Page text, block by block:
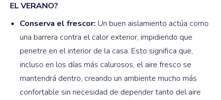
EL VERANO?
Conserva el frescor: Un buen aislamiento actúa como
una barrera contra el calor exterior, impidiendo que
penetre en el interior de la casa. Esto significa que,
incluso en los días más calurosos, el aire fresco se
mantendrá dentro, creando un ambiente mucho más
confortable sin necesidad de depender tanto del aire